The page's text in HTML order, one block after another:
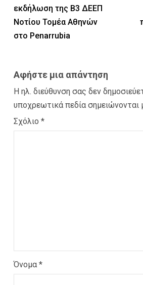
εκδήλωση της Β3 ΔΕΕΠ
Νοτίου Τομέα Αθηνών
στο Penarrubia
Αφήστε μια απάντηση
Η ηλ. διεύθυνση σας δεν
υποχρεωτικά πεδία σημειώνονται
Σχόλιο *
Όνομα *